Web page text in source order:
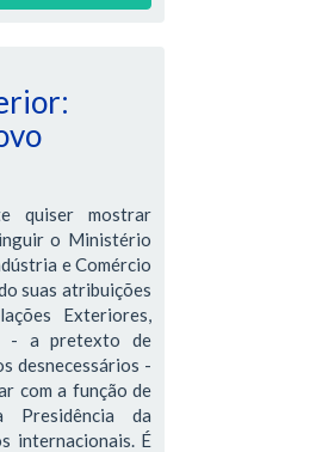
quiser mostrar
o Ministério
e Comércio
suas atribuições
Exteriores,
- a pretexto de
desnecessários -
com a função de
Presidência da
internacionais. É